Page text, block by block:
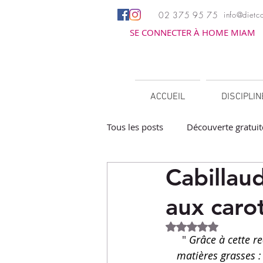
02 375 95 75
SE CONNECTER À HOME MIAM
ACCUEIL
Tous les posts Découverte
Barbecue / Plancha
Facile à réchauffer
aux
Noté NaN étoiles
" Grâce à cette
matières grasses